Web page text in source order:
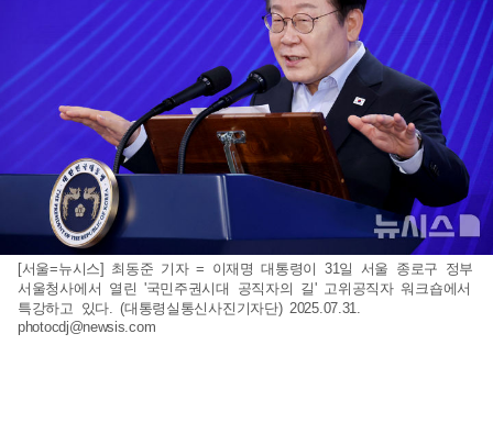
[서울=뉴시스] 최동준 기자 = 이재명 대통령이 31일 서울 종로구 정부
서울청사에서 열린 '국민주권시대 공직자의 길' 고위공직자 워크숍에서
특강하고 있다. (대통령실통신사진기자단) 2025.07.31.
photocdj@newsis.com